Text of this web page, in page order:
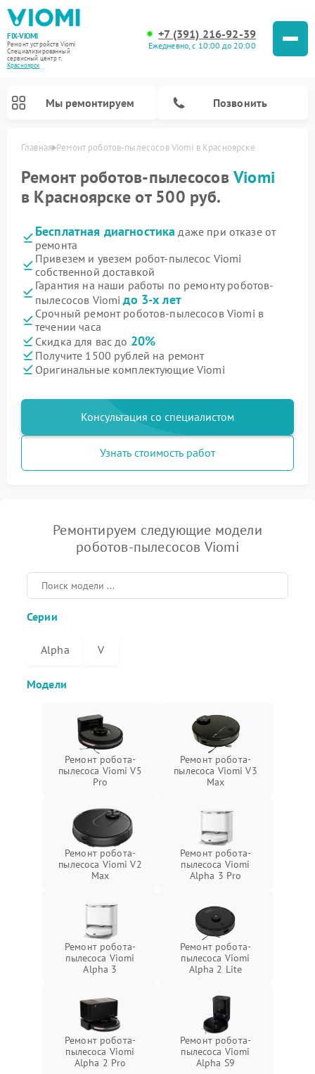
FIX-VIOMI
Ремонт устройств Viomi
Специализированный
cервисный центр г.
Красноярск
+7 (391) 216-92-39
Ежедневно, с 10:00 до 20:00
Мы ремонтируем Позвонить
Главная Ремонт роботов-пылесосов Viomi в Красноярске
Ремонт роботов-пылесосовViomi
в Красноярске от 500 руб.
Бесплатная диагностика даже при отказе от
ремонта
Привезем и увезем робот-пылесос Viomi
собственной доставкой
Гарантия на наши работы по ремонту роботов-
пылесосов Viomiдо 3-х лет
Срочный ремонт роботов-пылесосов Viomi в
течении часа
Скидка для вас до 20%
Получите 1500 рублей на ремонт
Оригинальные комплектующие Viomi
Консультация со специалистом
Узнать стоимость работ
Ремонтируем следующие модели
роботов-пылесосов Viomi
Серии
Alpha V
Модели
Ремонт робота-
пылесоса Viomi V5
Pro
Ремонт робота-
пылесоса Viomi V3
Max
Ремонт робота-
пылесоса Viomi V2
Max
Ремонт робота-
пылесоса Viomi
Alpha 3 Pro
Ремонт робота-
пылесоса Viomi
Alpha 3
Ремонт робота-
пылесоса Viomi
Alpha 2 Lite
Ремонт робота-
пылесоса Viomi
Alpha 2 Pro
Ремонт робота-
пылесоса Viomi
Alpha S9